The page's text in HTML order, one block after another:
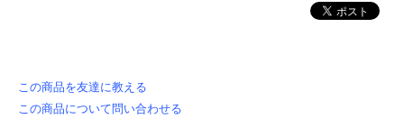
この商品を友達に教える
この商品について問い合わせる